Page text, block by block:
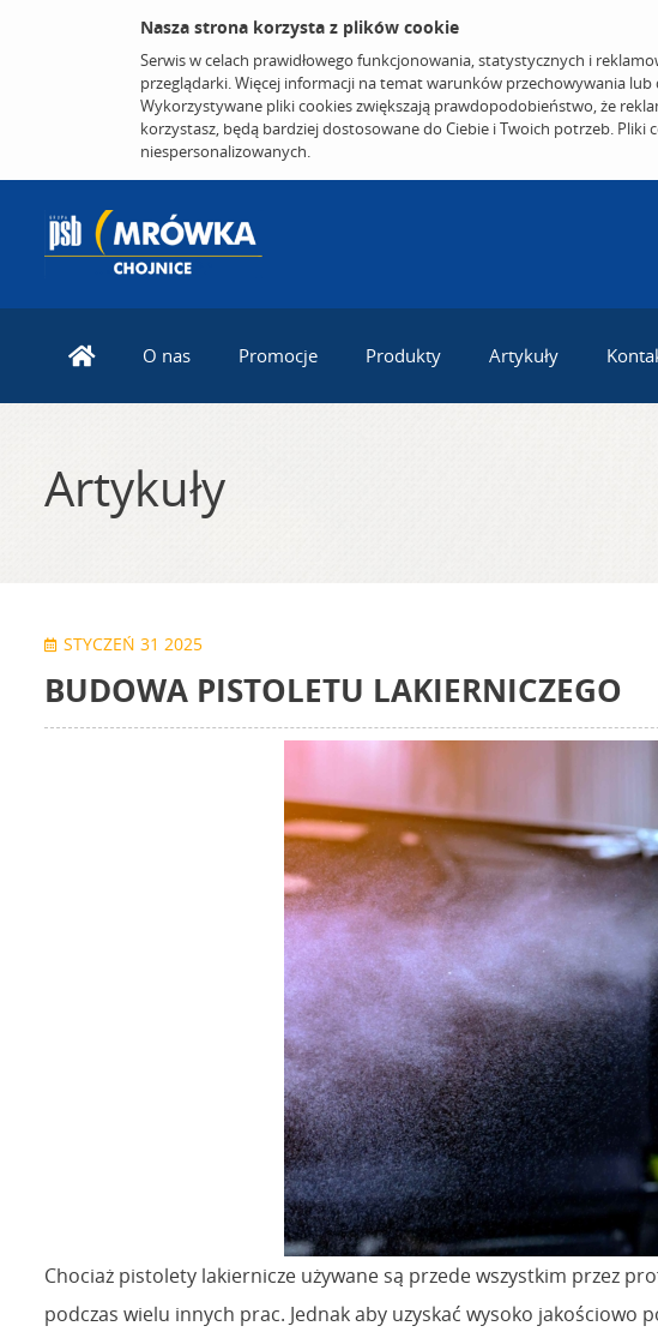
Nasza strona korzysta z plików cookie
Serwis w celach prawidłowego funkcjonowania, statystycznych i
przeglądarki. Więcej informacji na temat warunków przechowywania
Wykorzystywane pliki cookies zwiększają prawdopodobieństwo, że
korzystasz, będą bardziej dostosowane do Ciebie i Twoich potrzeb.
niespersonalizowanych.
O nas Promocje Produkty Artykuły
Artykuły
STYCZEŃ 31 2025
BUDOWA PISTOLETU LAKIERNICZEGO
Chociaż pistolety lakiernicze używane są przede wszystkim przez
podczas wielu innych prac. Jednak aby uzyskać wysoko jakościowo